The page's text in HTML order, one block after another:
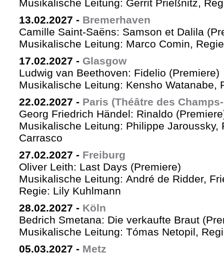
Musikalische Leitung: Gerrit Prießnitz,
13.02.2027 - Bremerhaven
Camille Saint-Saëns: Samson et Dalila
Musikalische Leitung: Marco Comin,
17.02.2027 - Glasgow
Ludwig van Beethoven: Fidelio (Premiere)
Musikalische Leitung: Kensho Watanabe,
22.02.2027 - Paris (Théâtre des
Georg Friedrich Händel: Rinaldo
Musikalische Leitung: Philippe Jaroussky,
Carrasco
27.02.2027 - Freiburg
Oliver Leith: Last Days (Premiere)
Musikalische Leitung: André de Ridder,
Regie: Lily Kuhlmann
28.02.2027 - Köln
Bedrich Smetana: Die verkaufte Braut
Musikalische Leitung: Tómas Netopil,
05.03.2027 - Metz